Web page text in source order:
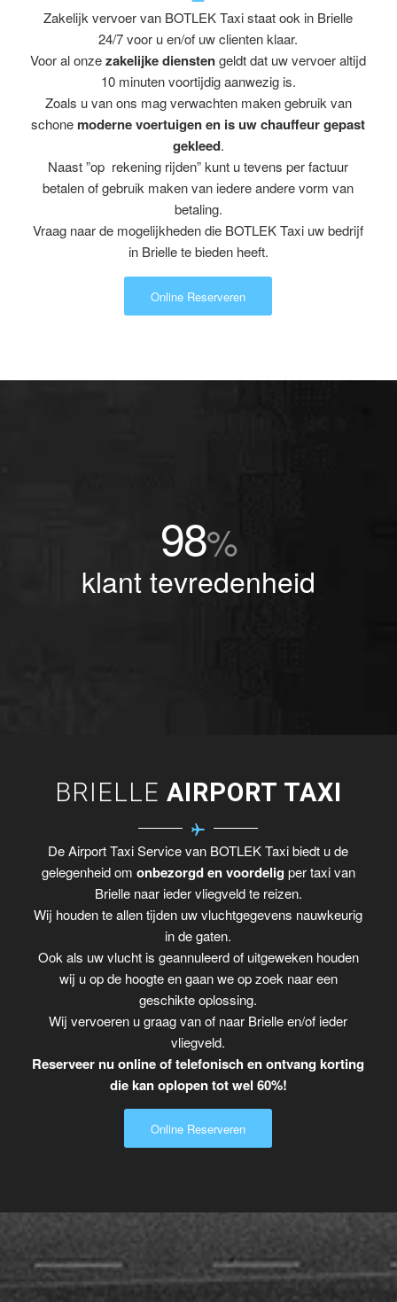
Zakelijk vervoer van BOTLEK Taxi staat ook in Brielle
24/7 voor u en/of uw clienten klaar.
Voor al onzezakelijke dienstengeldt dat uw vervoer altijd
10 minuten voortijdig aanwezig is.
Zoals u van ons mag verwachten maken gebruik van
schone moderne voertuigen en is uw chauffeur gepast
gekleed.
Naast ”op rekening rijden” kunt u tevens per factuur
betalen of gebruik maken van iedere andere vorm van
betaling.
Vraag naar de mogelijkheden die BOTLEK Taxi uw bedrijf
in Brielle te bieden heeft.
Online Reserveren
98%
klant tevredenheid
BRIELLE AIRPORT TAXI
De Airport Taxi Service van BOTLEK Taxi biedt u de
gelegenheid om onbezorgd en voordelig per taxi van
Brielle naar ieder vliegveld te reizen.
Wij houden te allen tijden uw vluchtgegevens nauwkeurig
in de gaten.
Ook als uw vlucht is geannuleerd of uitgeweken houden
wij u op de hoogte en gaan we op zoek naar een
geschikte oplossing.
Wij vervoeren u graag van of naar Brielle en/of ieder
vliegveld.
Reserveer nu online of telefonisch en ontvang korting
die kan oplopen tot wel 60%!
Online Reserveren